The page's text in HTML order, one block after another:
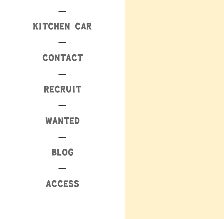
KITCHEN CAR
CONTACT
RECRUIT
WANTED
BLOG
ACCESS